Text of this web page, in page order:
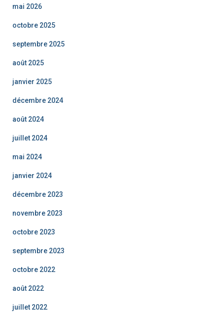
mai 2026
octobre 2025
septembre 2025
août 2025
janvier 2025
décembre 2024
août 2024
juillet 2024
mai 2024
janvier 2024
décembre 2023
novembre 2023
octobre 2023
septembre 2023
octobre 2022
août 2022
juillet 2022